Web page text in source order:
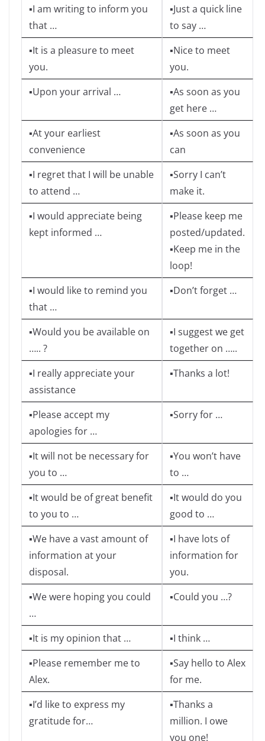
▪I am writing to inform you
that …
▪Just a quick line
to say …
▪It is a pleasure to meet
you.
▪Nice to meet
you.
▪Upon your arrival …
▪As soon as you
get here …
▪At your earliest
convenience
▪As soon as you
can
▪I regret that I will be unable
to attend …
▪Sorry I can’t
make it.
▪I would appreciate being
kept informed …
▪Please keep me
posted/updated.
▪Keep me in the
loop!
▪I would like to remind you
that …
▪Don’t forget …
▪Would you be available on
….. ?
▪I suggest we get
together on …..
▪I really appreciate your
assistance
▪Thanks a lot!
▪Please accept my
apologies for …
▪Sorry for …
▪It will not be necessary for
you to …
▪You won’t have
to …
▪It would be of great benefit
to you to …
▪It would do you
good to …
▪We have a vast amount of
information at your
disposal.
▪I have lots of
information for
you.
▪We were hoping you could
…
▪Could you …?
▪It is my opinion that …
▪I think …
▪Please remember me to
Alex.
▪Say hello to Alex
for me.
▪I’d like to express my
gratitude for…
▪Thanks a
million. I owe
you one!